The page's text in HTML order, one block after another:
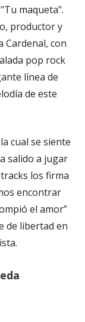
maqueta".
productor y
Cardenal, con
pop rock
línea de
de este
cual se siente
salido a jugar
los firma
encontrar
el amor”
de libertad en